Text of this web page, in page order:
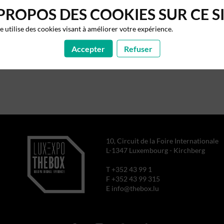
10, Circuit de la Foire Internationale
L-1347 Luxembourg - Kirchberg
T +352 43 99 1
F +352 43 99 315
E info@thebox.lu
DES COOKIES SUR CE
utilise des cookies visant à améliorer votre expérience.
Accepter Refuser